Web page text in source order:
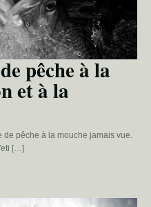
pêche à la
et à la
pêche à la mouche jamais vue.
[…]